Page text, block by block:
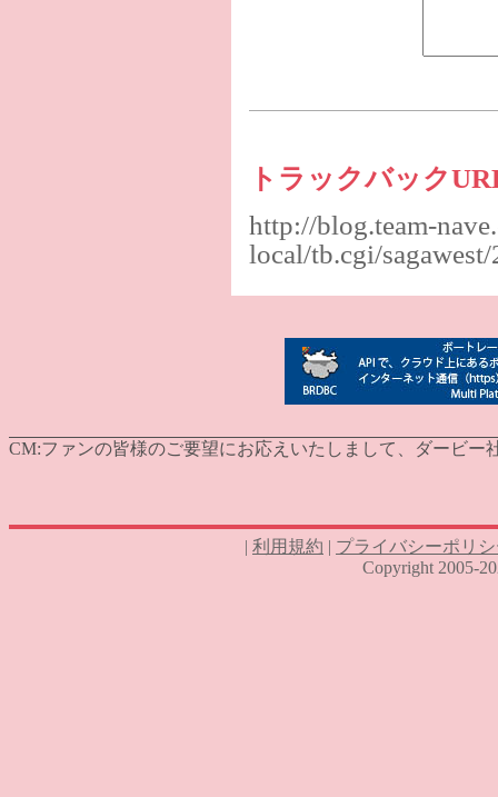
トラックバック
http://blog.team-
local/tb.cgi/
CM:ファンの皆様のご要望にお応えいたしまして、ダービ
| 利用規約 | プライバシーポリ
Copyright 2005-